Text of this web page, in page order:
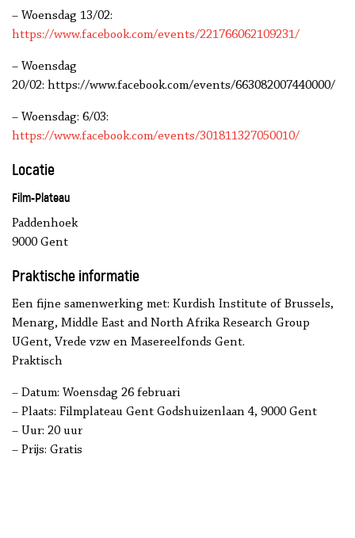
– Woensdag 13/02:
https://www.facebook.com/events/221766062109231/
– Woensdag
20/02: https://www.facebook.com/events/663082007440000/
– Woensdag: 6/03:
https://www.facebook.com/events/301811327050010/
Locatie
Film-Plateau
Paddenhoek
9000 Gent
Praktische informatie
Een fijne samenwerking met: Kurdish Institute of Brussels,
Menarg, Middle East and North Afrika Research Group
UGent, Vrede vzw en Masereelfonds Gent.
Praktisch
– Datum: Woensdag 26 februari
– Plaats: Filmplateau Gent Godshuizenlaan 4, 9000 Gent
– Uur: 20 uur
– Prijs: Gratis